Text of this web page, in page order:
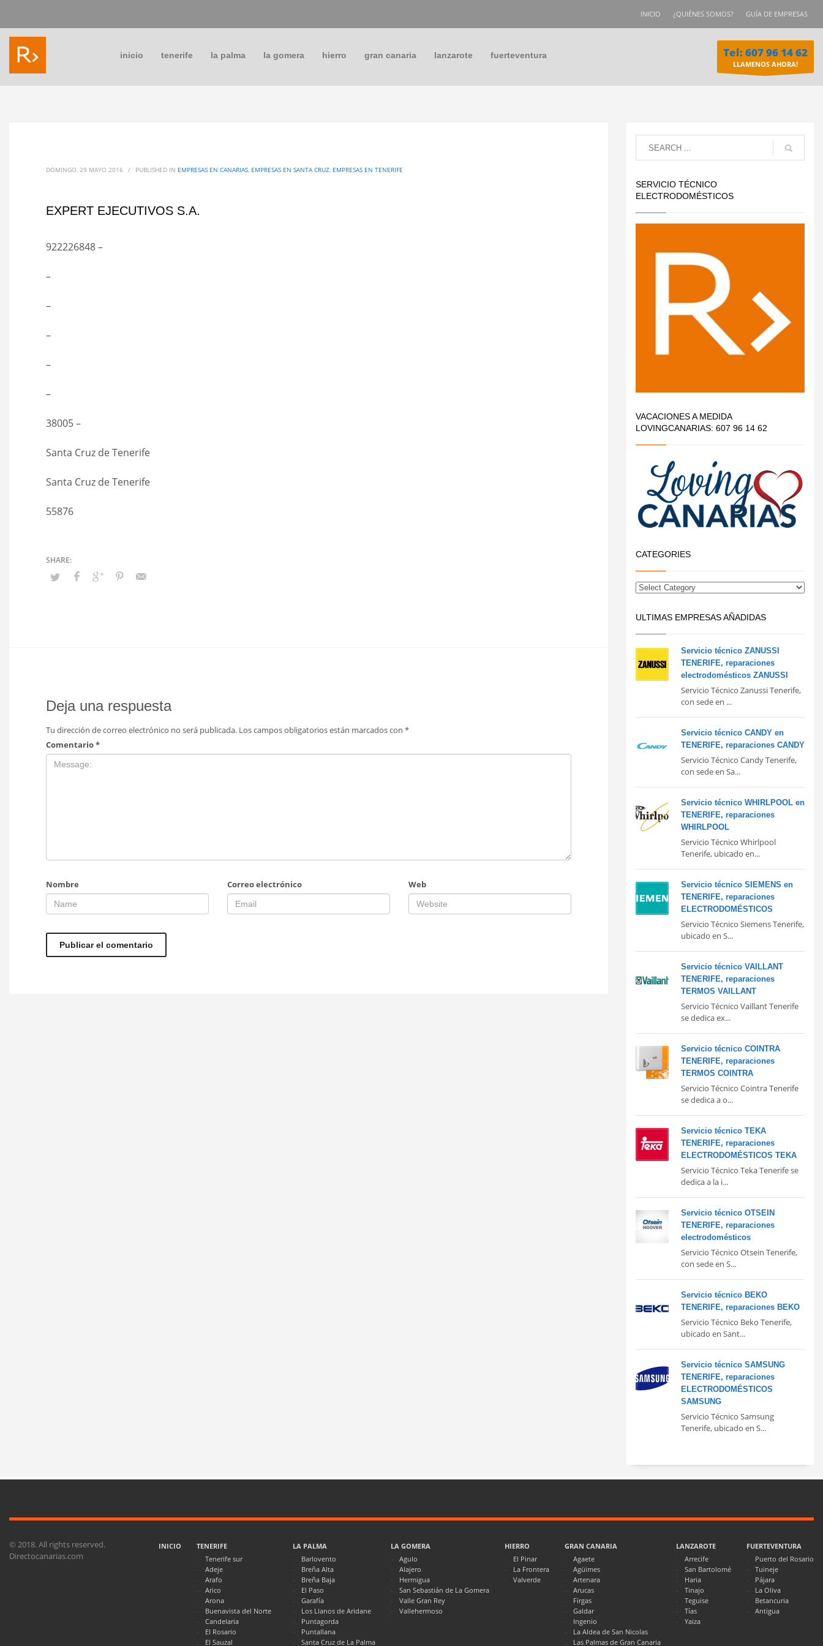
INICIO ¿QUIÉNES SOMOS? GUÍA DE EMPRESAS
inicio tenerife la palma la gomera hierro gran canaria lanzarote fuerteventura Tel: 607 96 14 62
LLAMENOS AHORA!
DOMINGO, 29 MAYO 2016 / PUBLISHED IN EMPRESAS EN CANARIAS, EMPRESAS EN SANTA CRUZ, EMPRESAS EN TENERIFE
EXPERT EJECUTIVOS S.A.
922226848 –
–
–
–
–
–
38005 –
Santa Cruz de Tenerife
Santa Cruz de Tenerife
55876
Deja una respuesta
Tu dirección de correo electrónico no será publicada. Los campos obligatorios están marcados con *
Comentario*
Nombre Correo electrónico Web
SERVICIO TÉCNICO
ELECTRODOMÉSTICOS
VACACIONES A MEDIDA
LOVINGCANARIAS: 607 96 14 62
CATEGORIES
ULTIMAS EMPRESAS AÑADIDAS
Servicio técnico ZANUSSI
TENERIFE, reparaciones
electrodomésticos ZANUSSI
Servicio Técnico Zanussi Tenerife,
con sede en ...
Servicio técnico CANDY en
TENERIFE, reparaciones CANDY
Servicio Técnico Candy Tenerife,
con sede en Sa...
Servicio técnico WHIRLPOOL en
TENERIFE, reparaciones
WHIRLPOOL
Servicio Técnico Whirlpool
Tenerife, ubicado en...
Servicio técnico SIEMENS en
TENERIFE, reparaciones
ELECTRODOMÉSTICOS
Servicio Técnico Siemens Tenerife,
ubicado en S...
Servicio técnico VAILLANT
TENERIFE, reparaciones
TERMOS VAILLANT
Servicio Técnico Vaillant Tenerife
se dedica ex...
Servicio técnico COINTRA
TENERIFE, reparaciones
TERMOS COINTRA
Servicio Técnico Cointra Tenerife
se dedica a o...
Servicio técnico TEKA
TENERIFE, reparaciones
ELECTRODOMÉSTICOS TEKA
Servicio Técnico Teka Tenerife se
dedica a la i...
Servicio técnico OTSEIN
TENERIFE, reparaciones
electrodomésticos
Servicio Técnico Otsein Tenerife,
con sede en S...
Servicio técnico BEKO
TENERIFE, reparaciones BEKO
Servicio Técnico Beko Tenerife,
ubicado en Sant...
Servicio técnico SAMSUNG
TENERIFE, reparaciones
ELECTRODOMÉSTICOS
SAMSUNG
Servicio Técnico Samsung
Tenerife, ubicado en S...
INICIO
TENERIFE
Tenerife sur
Adeje
Arafo
Arico
Arona
Buenavista del Norte
Candelaria
El Rosario
El Sauzal
LA PALMA
Barlovento
Breña Alta
Breña Baja
El Paso
Garafía
Los Llanos de Aridane
Puntagorda
Puntallana
Santa Cruz de La Palma
LA GOMERA
Agulo
Alajero
Hermigua
San Sebastián de La Gomera
Valle Gran Rey
Vallehermoso
HIERRO
El Pinar
La Frontera
Valverde
GRAN CANARIA
Agaete
Agüimes
Artenara
Arucas
Firgas
Galdar
Ingenio
La Aldea de San Nicolas
Las Palmas de Gran Canaria
LANZAROTE
Arrecife
San Bartolomé
Haria
Tinajo
Teguise
Tías
Yaiza
FUERTEVENTURA
Puerto del Rosario
Tuineje
Pájara
La Oliva
Betancuria
Antigua
© 2018. All rights reserved.
Directocanarias.com